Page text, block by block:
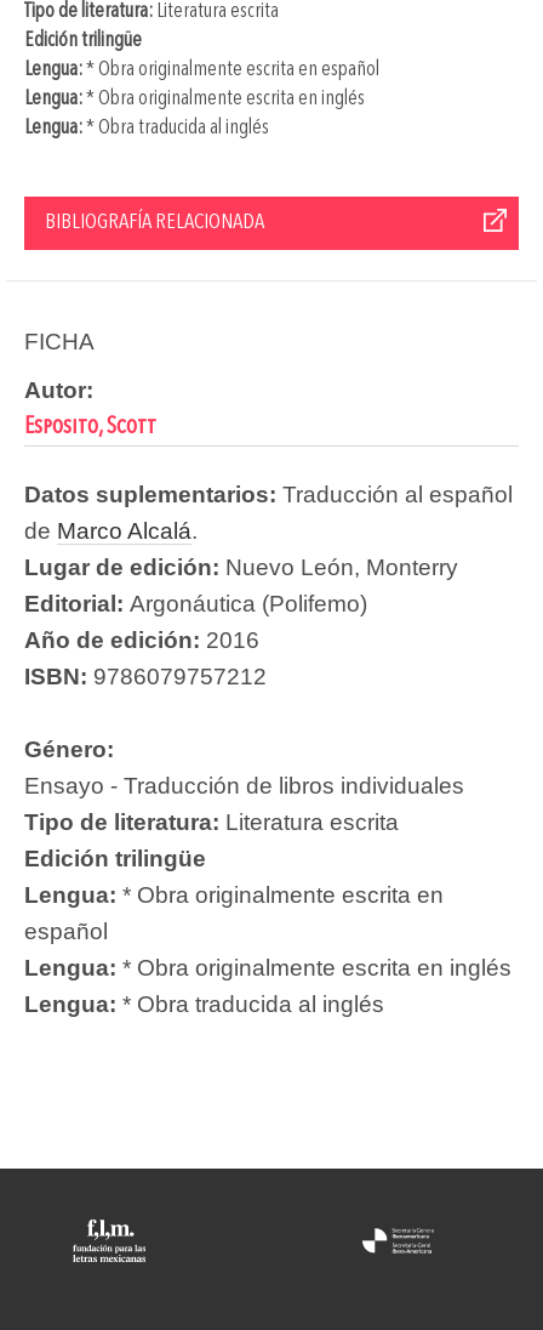
Tipo de literatura: Literatura escrita
Edición trilingüe
Lengua:* Obra originalmente escrita en español
Lengua:* Obra originalmente escrita en inglés
Lengua:* Obra traducida al inglés
BIBLIOGRAFÍA RELACIONADA
FICHA
Autor:
Esposito, Scott
Datos suplementarios: Traducción al español
de Marco Alcalá.
Lugar de edición: Nuevo León, Monterry
Editorial: Argonáutica (Polifemo)
Año de edición: 2016
ISBN: 9786079757212
Género:
Ensayo - Traducción de libros individuales
Tipo de literatura: Literatura escrita
Edición trilingüe
Lengua: * Obra originalmente escrita en
español
Lengua: * Obra originalmente escrita en inglés
Lengua: * Obra traducida al inglés